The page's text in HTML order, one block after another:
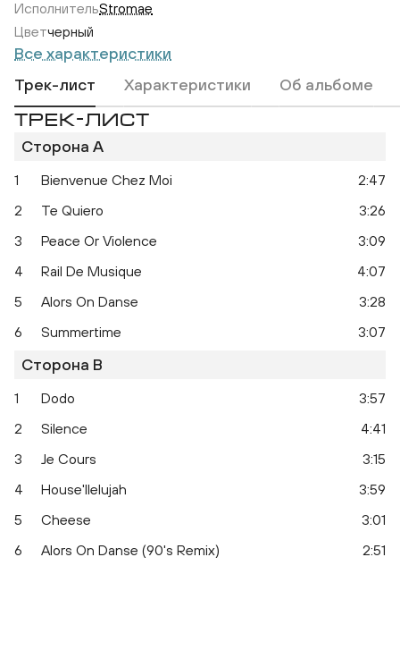
ИсполнительStromae
Цветчерный
Все характеристики
Трек-лист
Характеристики Об альбоме
ТРЕК-ЛИСТ
Сторона A
1 Bienvenue Chez Moi
2:47
2
Te Quiero
3:26
3
Peace Or Violence
3:09
4
Rail De Musique
4:07
5
Alors On Danse
3:28
6
Summertime 3:07
Сторона B
1 Dodo
3:57
2
Silence
4:41
3
Je Cours
3:15
4
House'llelujah
3:59
5
Cheese
3:01
6
Alors On Danse (90's Remix) 2:51